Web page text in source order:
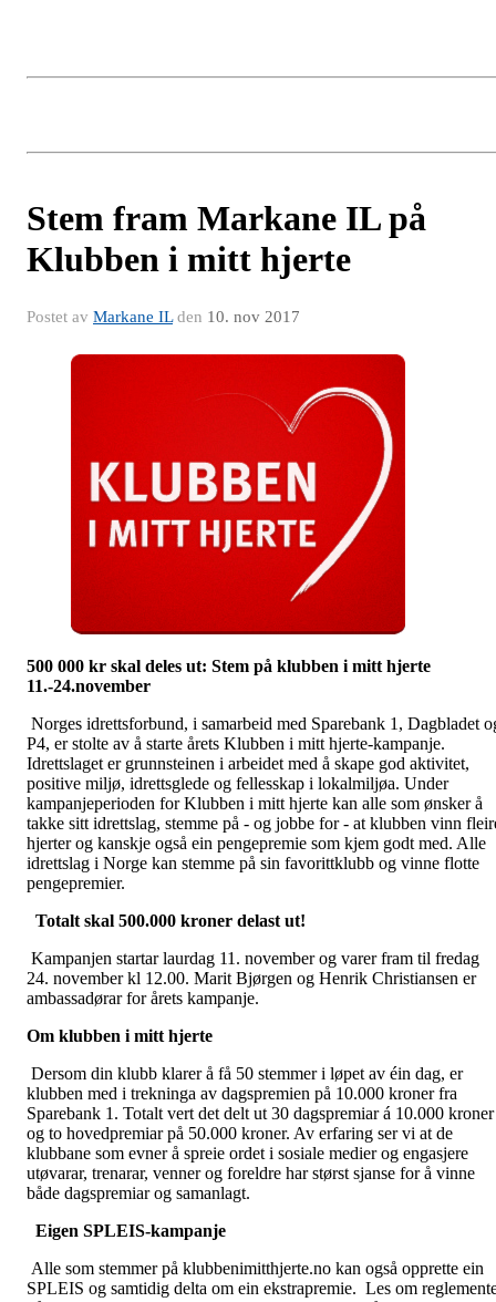
Stem fram Markane IL på
Klubben i mitt hjerte
Postet av Markane ILden 10. nov 2017
500 000 kr skal deles ut: Stem på klubben i mitt hjerte
11.-24.november
Norges idrettsforbund, i samarbeid med Sparebank 1, Dagbladet
P4, er stolte av å starte årets Klubben i mitt hjerte-kampanje.
Idrettslaget er grunnsteinen i arbeidet med å skape god aktivitet,
positive miljø, idrettsglede og fellesskap i lokalmiljøa. Under
kampanjeperioden for Klubben i mitt hjerte kan alle som ønsker å
takke sitt idrettslag, stemme på - og jobbe for - at klubben vinn
hjerter og kanskje også ein pengepremie som kjem godt med. Alle
idrettslag i Norge kan stemme på sin favorittklubb og vinne flotte
pengepremier.
Totalt skal 500.000 kroner delast ut!
Kampanjen startar laurdag 11. november og varer fram til fredag
24. november kl 12.00. Marit Bjørgen og Henrik Christiansen er
ambassadørar for årets kampanje.
Om klubben i mitt hjerte
Dersom din klubb klarer å få 50 stemmer i løpet av éin dag, er
klubben med i trekninga av dagspremien på 10.000 kroner fra
Sparebank 1. Totalt vert det delt ut 30 dagspremiar á 10.000 kroner
og to hovedpremiar på 50.000 kroner. Av erfaring ser vi at de
klubbane som evner å spreie ordet i sosiale medier og engasjere
utøvarar, trenarar, venner og foreldre har størst sjanse for å vinne
både dagspremiar og samanlagt.
Eigen SPLEIS-kampanje
Alle som stemmer på klubbenimitthjerte.no kan også opprette ein
SPLEIS og samtidig delta om ein ekstrapremie. Les om